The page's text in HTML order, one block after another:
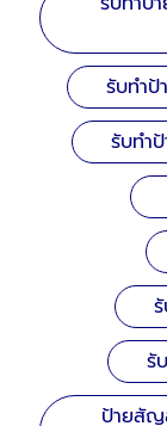
รับทำ
รับทำ
รั
ป้ายสัญ